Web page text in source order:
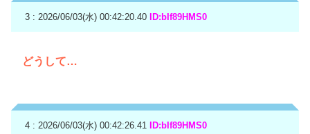
3 : 2026/06/03(水) 00:42:20.40 ID:bIf89HMS0
どうして…
4 : 2026/06/03(水) 00:42:26.41 ID:bIf89HMS0